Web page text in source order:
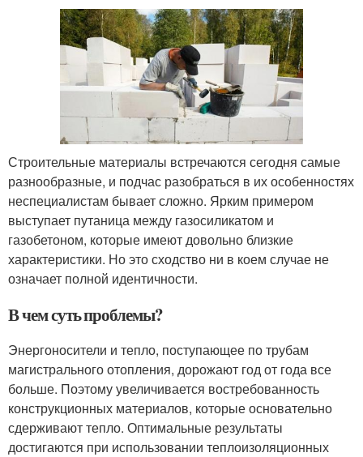
Строительные материалы встречаются сегодня самые
разнообразные, и подчас разобраться в их особенностях
неспециалистам бывает сложно. Ярким примером
выступает путаница между газосиликатом и
газобетоном, которые имеют довольно близкие
характеристики. Но это сходство ни в коем случае не
означает полной идентичности.
В чем суть проблемы?
Энергоносители и тепло, поступающее по трубам
магистрального отопления, дорожают год от года все
больше. Поэтому увеличивается востребованность
конструкционных материалов, которые основательно
сдерживают тепло. Оптимальные результаты
достигаются при использовании теплоизоляционных